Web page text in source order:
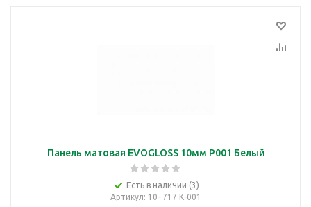
Панель матовая EVOGLOSS 10мм P001 Белый
Есть в наличии (3)
Артикул: 10- 717 К-001